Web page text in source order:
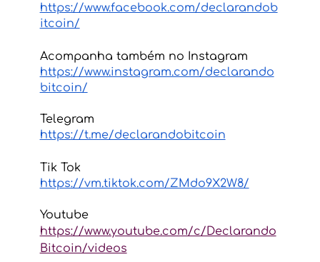
https://www.facebook.com/declarandob
itcoin/
Acompanha também no Instagram
https://www.instagram.com/declarando
bitcoin/
Telegram
https://t.me/declarandobitcoin
Tik Tok
https://vm.tiktok.com/ZMdo9X2W8/
Youtube
https://www.youtube.com/c/Declarando
Bitcoin/videos